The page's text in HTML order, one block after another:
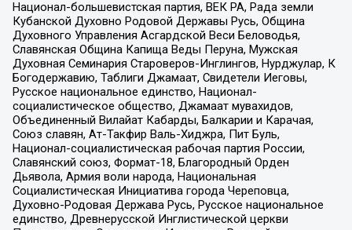
Национал-большевистская партия, ВЕК РА, Рада земли
Кубанской Духовно Родовой Державы Русь, Община
Духовного Управления Асгардской Веси Беловодья,
Славянская Община Капища Веды Перуна, Мужская
Духовная Семинария Староверов-Инглингов, Нурджулар, К
Богодержавию, Таблиги Джамаат, Свидетели Иеговы,
Русское национальное единство, Национал-
социалистическое общество, Джамаат мувахидов,
Объединенный Вилайат Кабарды, Балкарии и Карачая,
Союз славян, Ат-Такфир Валь-Хиджра, Пит Буль,
Национал-социалистическая рабочая партия России,
Славянский союз, Формат-18, Благородный Орден
Дьявола, Армия воли народа, Национальная
Социалистическая Инициатива города Череповца,
Духовно-Родовая Держава Русь, Русское национальное
единство, Древнерусской Инглистической церкви